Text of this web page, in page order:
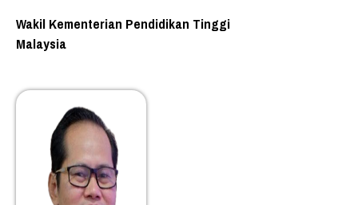
Wakil Kementerian Pendidikan Tinggi
Malaysia